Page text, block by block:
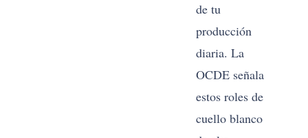
de tu
producción
diaria. La
OCDE señala
estos roles de
cuello blanco